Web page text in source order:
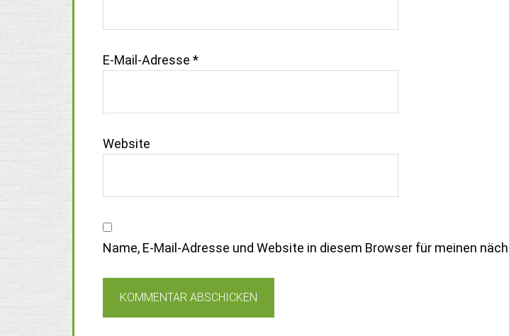
E-Mail-Adresse *
Website
Name, E-Mail-Adresse und Website in diesem Browser für meinen